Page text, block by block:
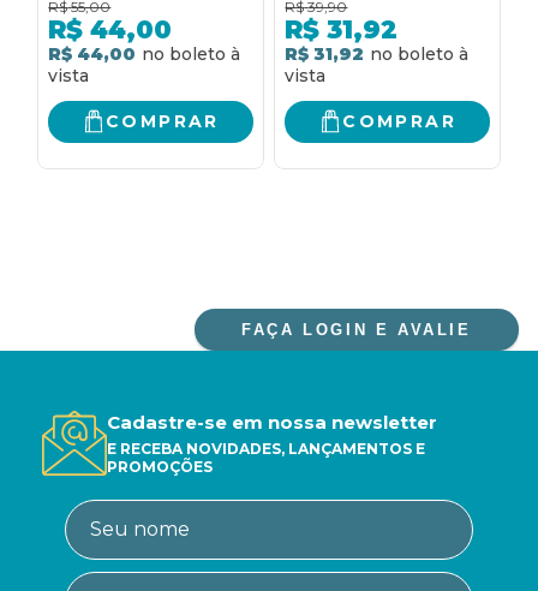
MAIS AUTÊNTICOS,
MAIS SERENOS E MAIS
ESPERANÇOSOS
R$ 55,00
R$ 44,00
R$ 44,00
COMPRAR
ESPERTO E MAIS
FELIZ.
R$ 39,90
R$ 31,92
R$ 31,92
COMPRAR
FAÇA LOGIN E AVALIE
Cadastre-se em nossa newsletter
E RECEBA NOVIDADES, LANÇAMENTOS E
PROMOÇÕES